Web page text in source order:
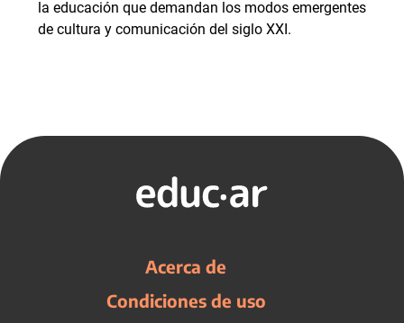
la educación que demandan los modos emergentes
de cultura y comunicación del siglo XXI.
Acerca de
Condiciones de uso